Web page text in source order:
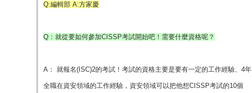
Q:編輯部 A:方家慶
Q：就從要如何參加CISSP考試開始吧！需要什麼資格呢？
A： 就報名(ISC)2的考試！考試的資格主要是要有一定的工作經驗、4年
全職在資安領域的工作經驗，資安領域可以把他想CISSP考試的10個